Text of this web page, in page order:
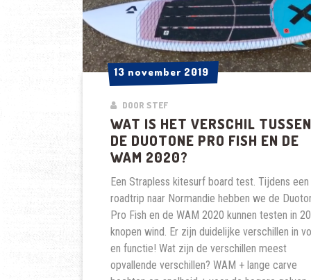
13 november 2019
13 november 2019
DOOR STEF
WAT IS HET VERSCHIL TUSSEN
DE DUOTONE PRO FISH EN DE
WAM 2020?
Een Strapless kitesurf board test. Tijdens een
roadtrip naar Normandie hebben we de
Pro Fish en de WAM 2020 kunnen testen in
knopen wind. Er zijn duidelijke verschillen in
en functie! Wat zijn de verschillen meest
opvallende verschillen? WAM + lange carve